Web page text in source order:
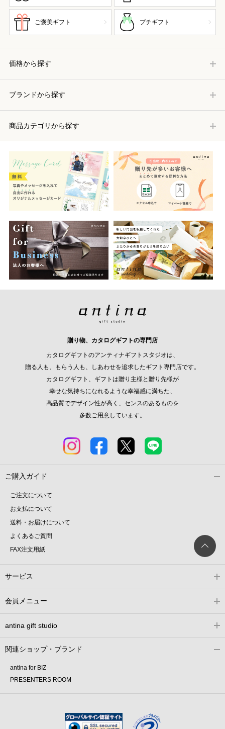
ご褒美ギフト プチギフト
価格から探す
ブランドから探す
商品カテゴリから探す
贈り物、カタログギフトの専門店
カタログギフトのアンティナギフトスタジオは、
贈る人も、もらう人も、しあわせを追求したギフト専門店です。
カタログギフト、ギフトは贈り主様と贈り先様が
幸せな気持ちになれるような幸福感に満ちた、
高品質でデザイン性が高く、センスのあるものを
多数ご用意しています。
ご購入ガイド
ご注文について
お支払について
送料・お届けについて
よくあるご質問
FAX注文用紙
サービス
会員メニュー
antina gift studio
関連ショップ・ブランド
antina for BIZ
PRESENTERS ROOM